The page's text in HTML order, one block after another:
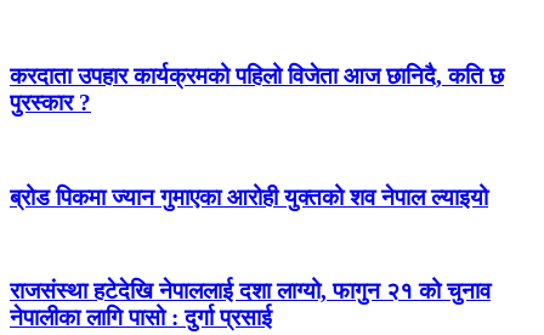
करदाता उपहार कार्यक्रमको पहिलो विजेता आज छानिदै, कति छ
पुरस्कार ?
ब्रोड पिकमा ज्यान गुमाएका आरोही युक्तको शव नेपाल ल्याइयो
राजसंस्था हटेदेखि नेपाललाई दशा लाग्यो, फागुन २१ को चुनाव
नेपालीका लागि पासो : दुर्गा प्रसाई